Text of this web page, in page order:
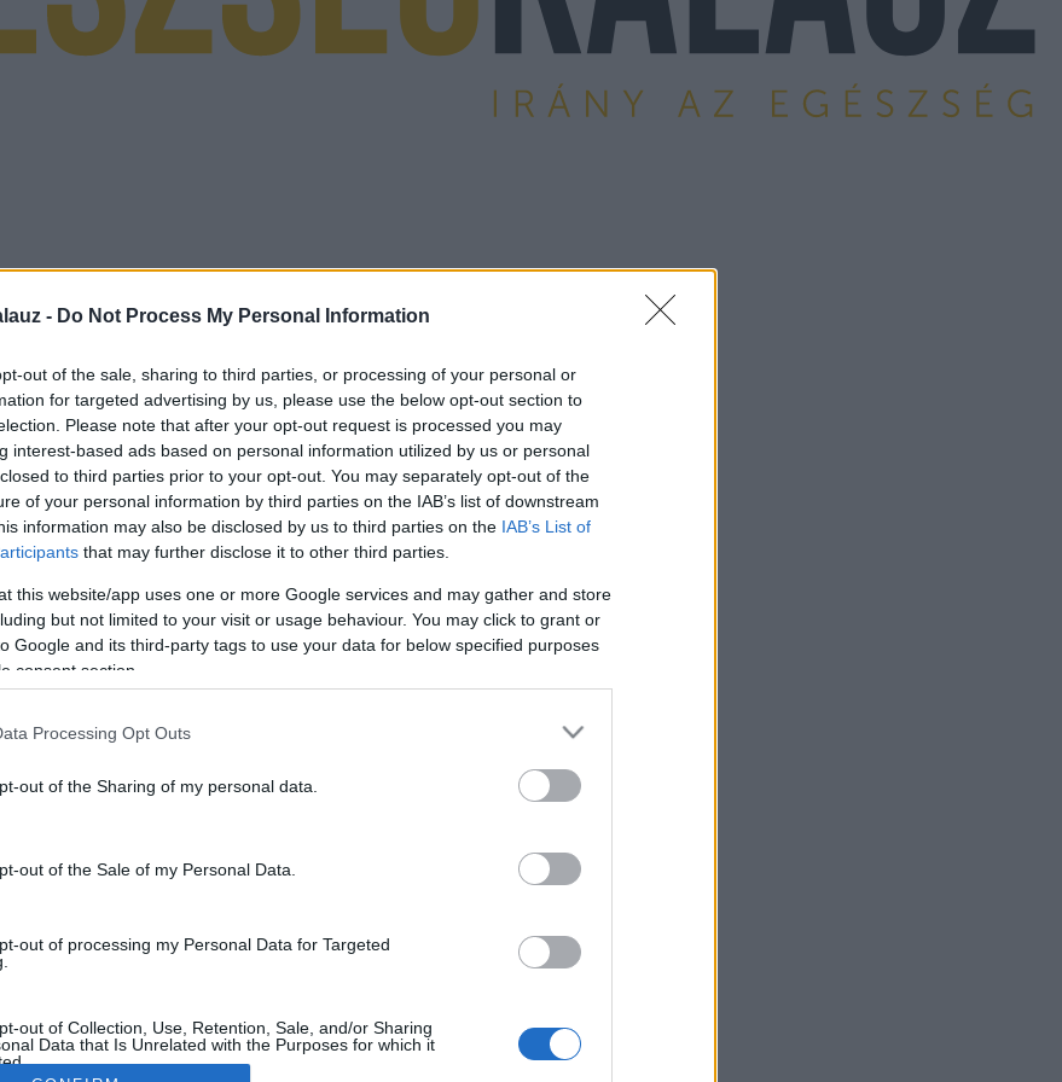
- Do Not Process My Personal Information
out of the sale, sharing to third parties, or processing of your personal or
for targeted advertising by us, please use the below opt-out section to
Please note that after your opt-out request is processed you may
interest-based ads based on personal information utilized by us or personal
to third parties prior to your opt-out. You may separately opt-out of the
of your personal information by third parties on the IAB’s list of downstream
information may also be disclosed by us to third parties on the IAB’s List of
that may further disclose it to other third parties.
this website/app uses one or more Google services and may gather and store
but not limited to your visit or usage behaviour. You may click to grant or
Google and its third-party tags to use your data for below specified purposes
consent section.
Processing Opt Outs
out of the Sharing of my personal data.
out of the Sale of my Personal Data.
out of processing my Personal Data for Targeted
out of Collection, Use, Retention, Sale, and/or Sharing
Data that Is Unrelated with the Purposes for which it